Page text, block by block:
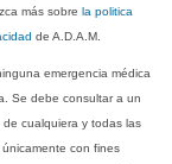
más sobrela politica
de A.D.A.M.
emergencia médica
Se debe consultar a un
cualquiera y todas las
con fines